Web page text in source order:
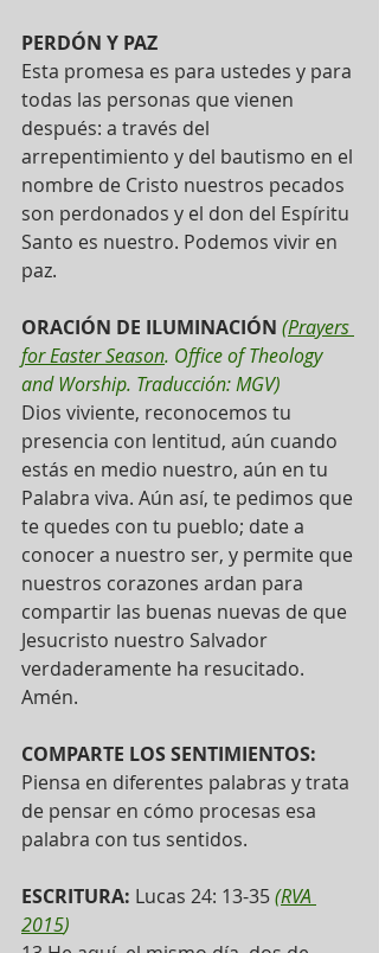
PERDÓN Y PAZ
Esta promesa es para ustedes y para
todas las personas que vienen
después: a través del
arrepentimiento y del bautismo en el
nombre de Cristo nuestros pecados
son perdonados y el don del Espíritu
Santo es nuestro. Podemos vivir en
paz.
ORACIÓN DE ILUMINACIÓN (Prayers
for Easter Season. Office of Theology
and Worship. Traducción: MGV)
Dios viviente, reconocemos tu
presencia con lentitud, aún cuando
estás en medio nuestro, aún en tu
Palabra viva. Aún así, te pedimos que
te quedes con tu pueblo; date a
conocer a nuestro ser, y permite que
nuestros corazones ardan para
compartir las buenas nuevas de que
Jesucristo nuestro Salvador
verdaderamente ha resucitado.
Amén.
COMPARTE LOS SENTIMIENTOS:
Piensa en diferentes palabras y trata
de pensar en cómo procesas esa
palabra con tus sentidos.
ESCRITURA: Lucas 24: 13-35 (RVA
2015)